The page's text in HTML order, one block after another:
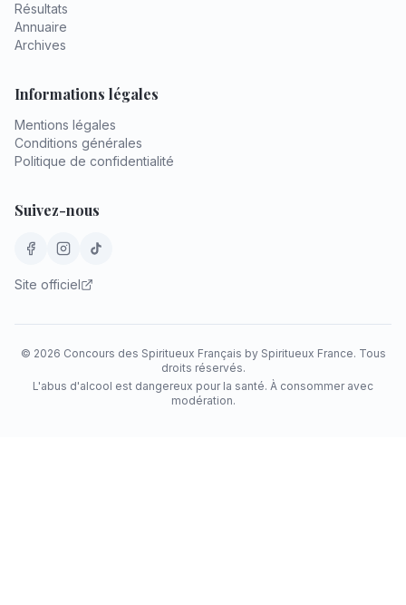
Résultats
Annuaire
Archives
Informations légales
Mentions légales
Conditions générales
Politique de confidentialité
Suivez-nous
Site officiel
© 2026 Concours des Spiritueux Français by Spiritueux France. Tous
droits réservés.
L'abus d'alcool est dangereux pour la santé. À consommer avec
modération.